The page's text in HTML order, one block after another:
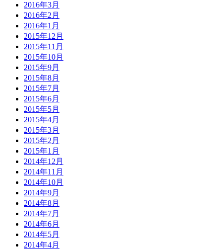
2016年3月
2016年2月
2016年1月
2015年12月
2015年11月
2015年10月
2015年9月
2015年8月
2015年7月
2015年6月
2015年5月
2015年4月
2015年3月
2015年2月
2015年1月
2014年12月
2014年11月
2014年10月
2014年9月
2014年8月
2014年7月
2014年6月
2014年5月
2014年4月